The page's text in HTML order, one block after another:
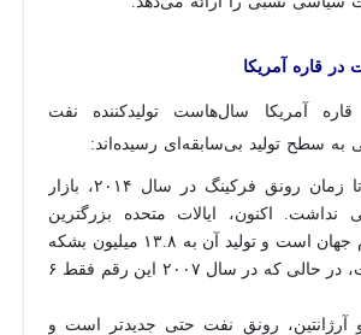
در قاره آمریکا
آمریکا سال‌هاست تولیدکننده نفت
به سطح تولید بی‌سابقه‌ای رسیده‌اند:
در ایالات متحده، تا زمان رونق فرکینگ در سال ۲۰۱۴، بازار
نداشت. اکنون، ایالات متحده بزرگترین
تولیدکننده نفت خام جهان است و تولید آن به ۱۳.۸ میلیون بشکه
در روز رسیده است، در حالی که در سال ۲۰۰۷ این رقم فقط ۶
آرژانتین، رونق نفت حتی جدیدتر است و